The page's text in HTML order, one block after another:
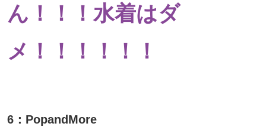
ん！！！水着はダ
メ！！！！！！
6：PopandMore